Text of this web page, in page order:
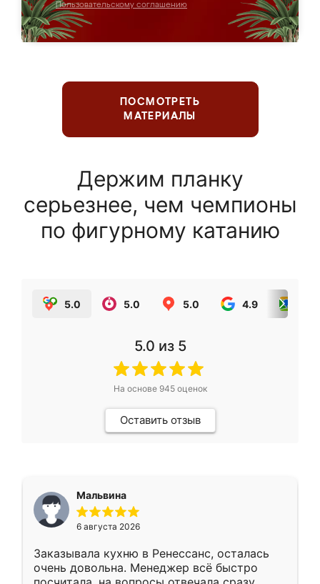
Пользовательскому соглашению
ПОСМОТРЕТЬ
МАТЕРИАЛЫ
Держим планку
серьезнее, чем чемпионы
по фигурному катанию
5.0 5.0 5.0 4.9
5.0 из 5
На основе 945оценок
Оставить отзыв
Мальвина
6 августа 2026
Заказывала кухню в Ренессанс, осталась
очень довольна. Менеджер всё быстро